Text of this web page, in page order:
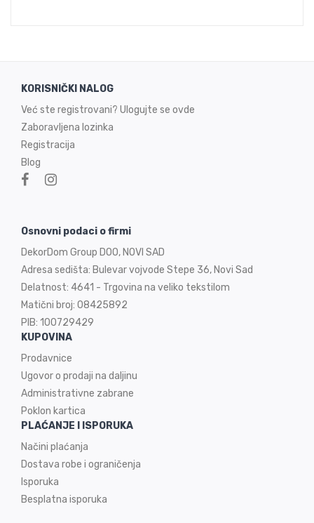
KORISNIČKI NALOG
Već ste registrovani? Ulogujte se ovde
Zaboravljena lozinka
Registracija
Blog
Osnovni podaci o firmi
DekorDom Group DOO, NOVI SAD
Adresa sedišta: Bulevar vojvode Stepe 36, Novi Sad
Delatnost: 4641 - Trgovina na veliko tekstilom
Matični broj: 08425892
PIB: 100729429
KUPOVINA
Prodavnice
Ugovor o prodaji na daljinu
Administrativne zabrane
Poklon kartica
PLAĆANJE I ISPORUKA
Načini plaćanja
Dostava robe i ograničenja
Isporuka
Besplatna isporuka